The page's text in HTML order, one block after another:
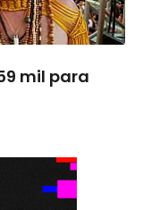
mil para